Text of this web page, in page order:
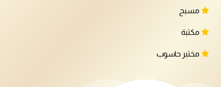
مسبح
مكتبة
مختبر حاسوب